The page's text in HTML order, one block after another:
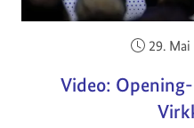
29.
Video: